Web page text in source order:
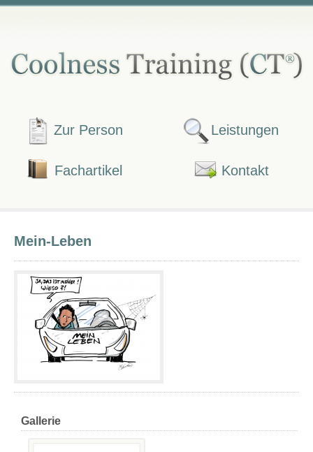
Zur Person Leistungen
Fachartikel Kontakt
Mein-Leben
Gallerie